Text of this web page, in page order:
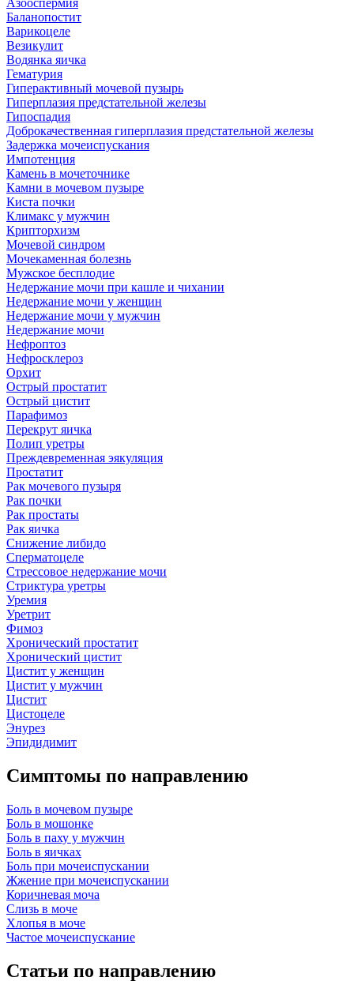
Азооспермия
Баланопостит
Варикоцеле
Везикулит
Водянка яичка
Гематурия
Гиперактивный мочевой пузырь
Гиперплазия предстательной железы
Гипоспадия
Доброкачественная гиперплазия предстательной железы
Задержка мочеиспускания
Импотенция
Камень в мочеточнике
Камни в мочевом пузыре
Киста почки
Климакс у мужчин
Крипторхизм
Мочевой синдром
Мочекаменная болезнь
Мужское бесплодие
Недержание мочи при кашле и чихании
Недержание мочи у женщин
Недержание мочи у мужчин
Недержание мочи
Нефроптоз
Нефросклероз
Орхит
Острый простатит
Острый цистит
Парафимоз
Перекрут яичка
Полип уретры
Преждевременная эякуляция
Простатит
Рак мочевого пузыря
Рак почки
Рак простаты
Рак яичка
Снижение либидо
Сперматоцеле
Стрессовое недержание мочи
Стриктура уретры
Уремия
Уретрит
Фимоз
Хронический простатит
Хронический цистит
Цистит у женщин
Цистит у мужчин
Цистит
Цистоцеле
Энурез
Эпидидимит
Симптомы по направлению
Боль в мочевом пузыре
Боль в мошонке
Боль в паху у мужчин
Боль в яичках
Боль при мочеиспускании
Жжение при мочеиспускании
Коричневая моча
Слизь в моче
Хлопья в моче
Частое мочеиспускание
Статьи по направлению